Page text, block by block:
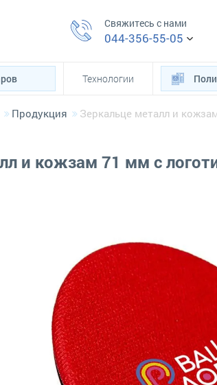
Свяжитесь с нами
044-356-55-05
Технологии
Продукция Зеркальце металл и
и кожзам 71 мм с